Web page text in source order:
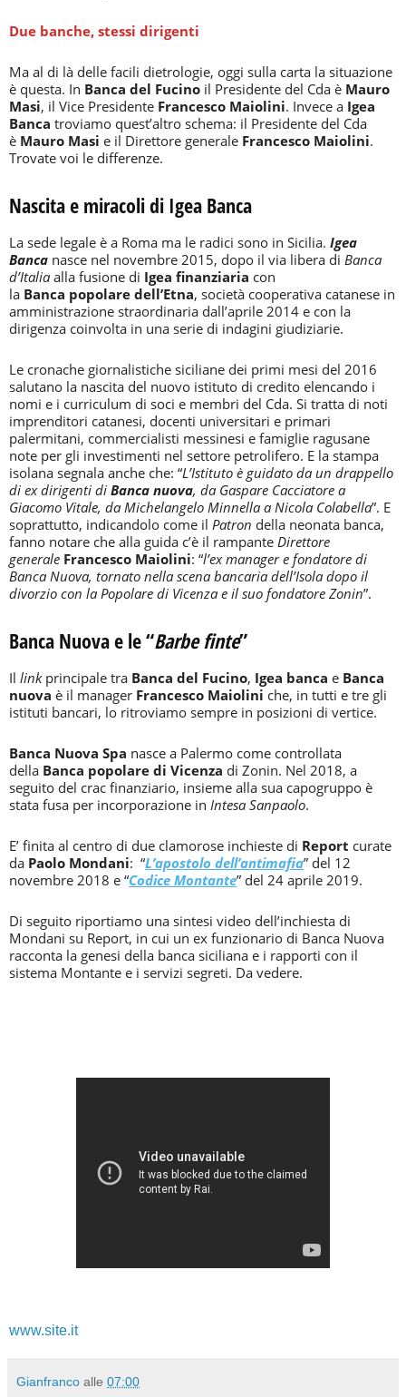
Due banche, stessi dirigenti
Ma al di là delle facili dietrologie, oggi sulla carta la situazione
è questa. In Banca del Fucino il Presidente del Cda è Mauro
Masi, il Vice Presidente Francesco Maiolini. Invece a Igea
Banca troviamo quest’altro schema: il Presidente del Cda
è Mauro Masi e il Direttore generale Francesco Maiolini.
Trovate voi le differenze.
Nascita e miracoli di Igea Banca
La sede legale è a Roma ma le radici sono in Sicilia. Igea
Banca nasce nel novembre 2015, dopo il via libera di Banca
d’Italia alla fusione di Igea finanziaria con
la Banca popolare dell’Etna, società cooperativa catanese in
amministrazione straordinaria dall’aprile 2014 e con la
dirigenza coinvolta in una serie di indagini giudiziarie.
Le cronache giornalistiche siciliane dei primi mesi del 2016
salutano la nascita del nuovo istituto di credito elencando i
nomi e i curriculum di soci e membri del Cda. Si tratta di noti
imprenditori catanesi, docenti universitari e primari
palermitani, commercialisti messinesi e famiglie ragusane
note per gli investimenti nel settore petrolifero. E la stampa
isolana segnala anche che: “L’Istituto è guidato da un drappello
di ex dirigenti di Banca nuova, da Gaspare Cacciatore a
Giacomo Vitale, da Michelangelo Minnella a Nicola Colabella”. E
soprattutto, indicandolo come il Patron della neonata banca,
fanno notare che alla guida c’è il rampante Direttore
generale Francesco Maiolini: “l’ex manager e fondatore di
Banca Nuova, tornato nella scena bancaria dell’Isola dopo il
divorzio con la Popolare di Vicenza e il suo fondatore Zonin”.
Banca Nuova e le “Barbe finte”
Il linkprincipale tra Banca del Fucino, Igea banca e Banca
nuova è il manager Francesco Maiolini che, in tutti e tre gli
istituti bancari, lo ritroviamo sempre in posizioni di vertice.
Banca Nuova Spa nasce a Palermo come controllata
della Banca popolare di Vicenza di Zonin. Nel 2018, a
seguito del crac finanziario, insieme alla sua capogruppo è
stata fusa per incorporazione in Intesa Sanpaolo.
E’ finita al centro di due clamorose inchieste di Report curate
da Paolo Mondani: “L’apostolo dell’antimafia” del 12
novembre 2018 e “Codice Montante” del 24 aprile 2019.
Di seguito riportiamo una sintesi video dell’inchiesta di
Mondani su Report, in cui un ex funzionario di Banca Nuova
racconta la genesi della banca siciliana e i rapporti con il
sistema Montante e i servizi segreti. Da vedere.
www.site.it
Gianfranco alle 07:00